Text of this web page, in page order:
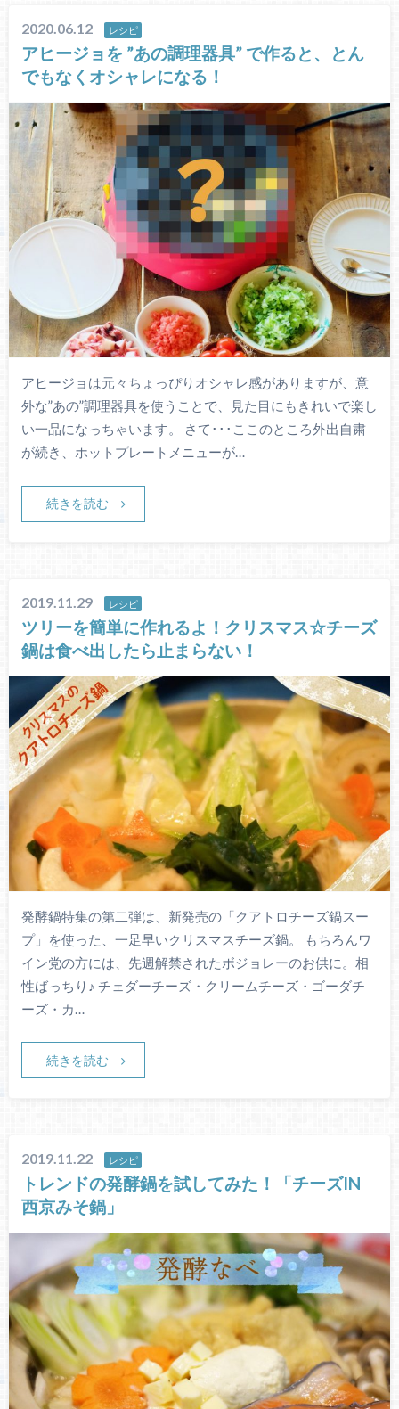
2020.06.12 レシピ
アヒージョを ”あの調理器具” で作ると、とん
でもなくオシャレになる！
アヒージョは元々ちょっぴりオシャレ感がありますが、意
外な”あの”調理器具を使うことで、見た目にもきれいで楽し
い一品になっちゃいます。 さて･･･ここのところ外出自粛
が続き、ホットプレートメニューが…
続きを読む
2019.11.29 レシピ
ツリーを簡単に作れるよ！クリスマス☆チーズ
鍋は食べ出したら止まらない！
発酵鍋特集の第二弾は、新発売の「クアトロチーズ鍋スー
プ」を使った、一足早いクリスマスチーズ鍋。 もちろんワ
イン党の方には、先週解禁されたボジョレーのお供に。相
性ばっちり♪ チェダーチーズ・クリームチーズ・ゴーダチ
ーズ・カ…
続きを読む
2019.11.22 レシピ
トレンドの発酵鍋を試してみた！「チーズIN
西京みそ鍋」